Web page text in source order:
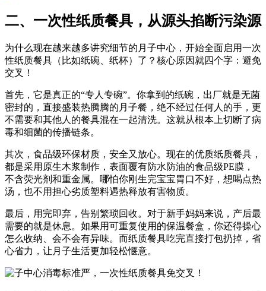
二、一次性纸质餐具，从源头掐断污染源
为什么现在越来越多讲究细节的月子中心，开始全面启用一次
性纸质餐具（比如纸碗、纸杯）了？核心原因就四个字：避免
交叉！
首先，它是真正的“专人专碗”。你拿到的纸碗，出厂就是无菌
密封的，直接盛装热腾腾的月子餐，绝不经过任何人的手，更
不需要和其他人的餐具混在一起清洗。这就从根本上切断了病
毒和细菌的传播链条。
其次，食品级环保材质，安全又放心。现在的优质纸质餐具，
都是采用原生木浆制作，表面覆有防水防油的食品级PE膜，
不含荧光剂和重金属。哪怕你刚生完宝宝胃口不好，想喝点热
汤，也不用担心劣质塑料遇热释放有害物质。
最后，用完即弃，告别繁琐回收。对于新手妈妈来说，产后最
需要的就是休息。如果用可重复使用的保温餐盒，你还得操心
怎么收纳、会不会有异味。而纸质餐具吃完直接打包扔掉，省
心省力，让月子生活更加轻松惬意。